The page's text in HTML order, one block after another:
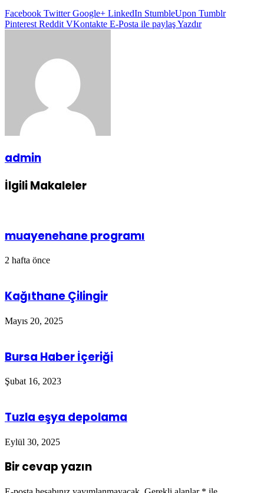
Facebook Twitter Google+ LinkedIn StumbleUpon Tumblr
Pinterest Reddit VKontakte E-Posta ile paylaşYazdır
admin
İlgili Makaleler
muayenehane programı
2 hafta önce
Kağıthane Çilingir
Mayıs 20, 2025
Bursa Haber İçeriği
Şubat 16, 2023
Tuzla eşya depolama
Eylül 30, 2025
Bir cevap yazın